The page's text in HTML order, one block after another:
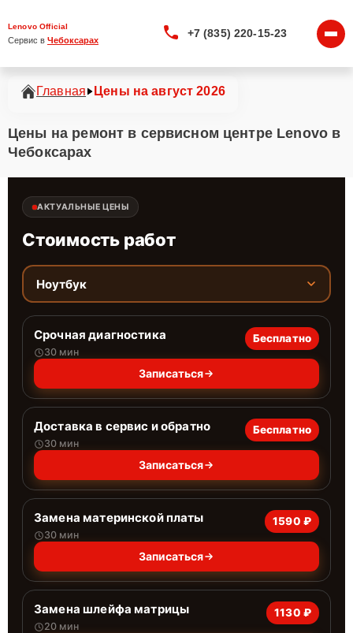
Lenovo Official
Сервис в Чебоксарах
+7 (835) 220-15-23
Главная Цены на август 2026
Цены на ремонт в сервисном центре Lenovo в
Чебоксарах
АКТУАЛЬНЫЕ ЦЕНЫ
Стоимость работ
Ноутбук
Срочная диагностика
30 мин
Бесплатно
Записаться
Доставка в сервис и обратно
30 мин
Бесплатно
Записаться
Замена материнской платы
30 мин
1590 ₽
Записаться
Замена шлейфа матрицы
20 мин
1130 ₽